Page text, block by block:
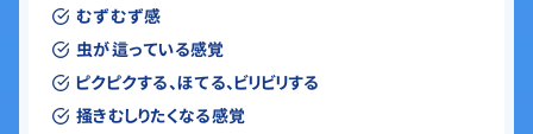
むずむず感
虫が這っている感覚
ピクピクする、ほてる、ビリビリする
掻きむしりたくなる感覚